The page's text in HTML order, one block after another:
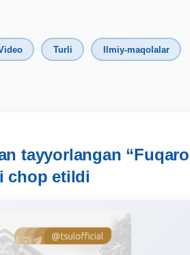
Turli Ilmiy-maqolalar
tayyorlangan
chop etildi